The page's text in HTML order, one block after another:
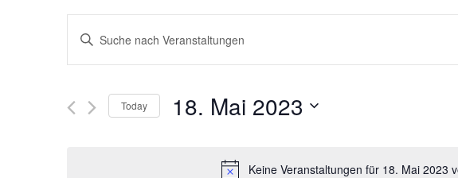
Keine Veranstaltungen für 18. Mai 2023
VERANSTALTUNGEN
SUCHE
UND
ANSICHTEN,
Geben
Sie
Schlüsselwort.
Veranstaltungen
Schlüsselwort.
Today 18. Mai 2023